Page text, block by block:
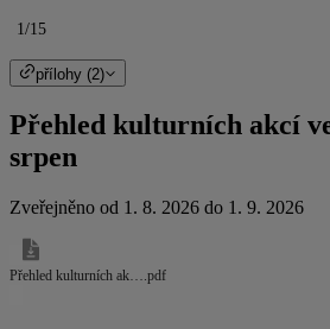
1/15
přílohy (2)
Přehled kulturních akcí
srpen
Zveřejněno od 1. 8. 2026 do 1. 9. 2026
Přehled kulturních ak….pdf